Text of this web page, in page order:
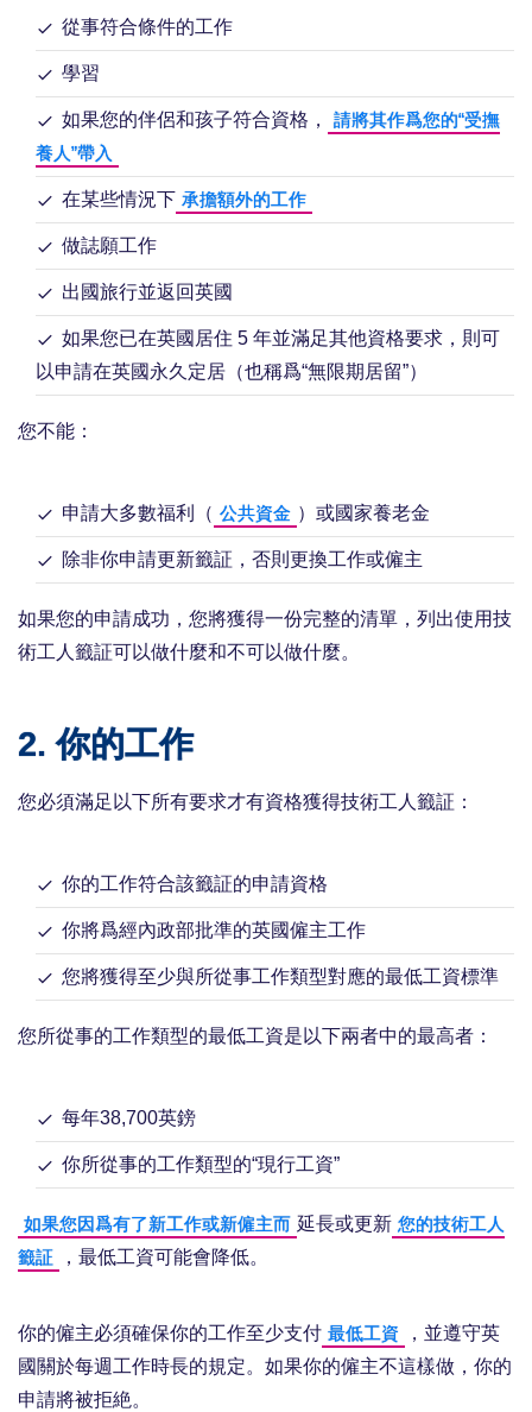
從事符合條件的工作
學習
如果您的伴侶和孩子符合資格，
請將其作爲您的“受撫
養人”帶入
在某些情況下 承擔額外的工作
做誌願工作
出國旅行並返回英國
如果您已在英國居住 5 年並滿足其他資格要求，則可
以申請在英國永久定居（也稱爲“無限期居留”）
您不能：
申請大多數福利（ 公共資金 ）或國家養老金
除非你申請更新籤証，否則更換工作或僱主
如果您的申請成功，您將獲得一份完整的清單，列出使用技
術工人籤証可以做什麼和不可以做什麼。
2. 你的工作
您必須滿足以下所有要求才有資格獲得技術工人籤証：
你的工作符合該籤証的申請資格
你將爲經內政部批準的英國僱主工作
您將獲得至少與所從事工作類型對應的最低工資標準
您所從事的工作類型的最低工資是以下兩者中的最高者：
每年38,700英鎊
你所從事的工作類型的“現行工資”
如果您因爲有了新工作或新僱主而 延長或更新 您的技術工人
籤証
，最低工資可能會降低。
你的僱主必須確保你的工作至少支付 最低工資
，並遵守英
國關於每週工作時長的規定。如果你的僱主不這樣做，你的
申請將被拒絶。